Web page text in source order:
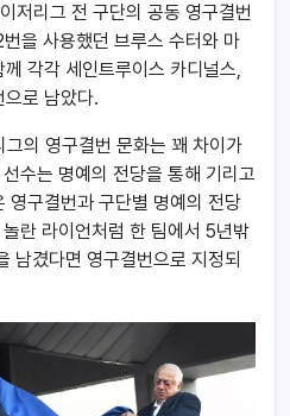
저리그 전 구단의 공동 영구결번
을 사용했던 브루스 수터와 마
각각 세인트루이스 카디널스,
로 남았다.
의 영구결번 문화는 꽤 차이가
수는 명예의 전당을 통해 기리고
영구결번과 구단별 명예의 전당
란 라이언처럼 한 팀에서 5년밖
남겼다면 영구결번으로 지정되